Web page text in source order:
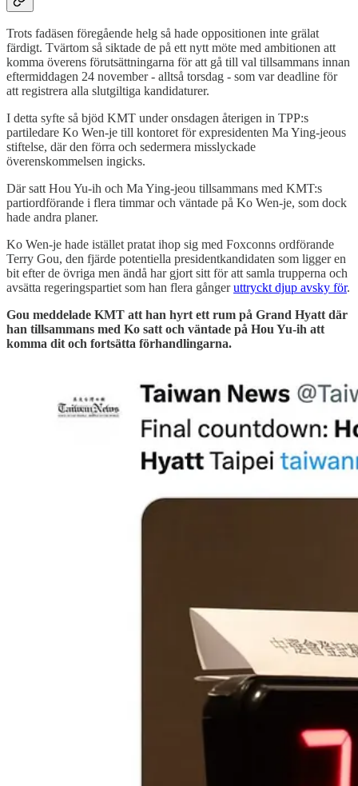
Trots fadäsen föregående helg så hade oppositionen inte grälat
färdigt. Tvärtom så siktade de på ett nytt möte med ambitionen att
komma överens förutsättningarna för att gå till val tillsammans innan
eftermiddagen 24 november - alltså torsdag - som var deadline för
att registrera alla slutgiltiga kandidaturer.
I detta syfte så bjöd KMT under onsdagen återigen in TPP:s
partiledare Ko Wen-je till kontoret för expresidenten Ma Ying-jeous
stiftelse, där den förra och sedermera misslyckade
överenskommelsen ingicks.
Där satt Hou Yu-ih och Ma Ying-jeou tillsammans med KMT:s
partiordförande i flera timmar och väntade på Ko Wen-je, som dock
hade andra planer.
Ko Wen-je hade istället pratat ihop sig med Foxconns ordförande
Terry Gou, den fjärde potentiella presidentkandidaten som ligger en
bit efter de övriga men ändå har gjort sitt för att samla trupperna och
avsätta regeringspartiet som han flera gångeruttryckt djup avsky för.
Gou meddelade KMT att han hyrt ett rum på Grand Hyatt där
han tillsammans med Ko satt och väntade på Hou Yu-ih att
komma dit och fortsätta förhandlingarna.